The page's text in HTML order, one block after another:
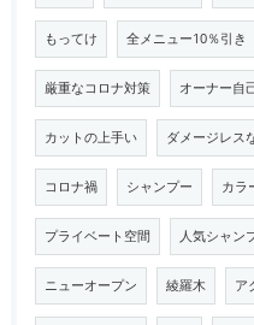
もってけ 全メニュー10％引き
厳重なコロナ対策 オーナー自
カットの上手い ダメージレス
コロナ禍 シャンプー カラ
プライベート空間 人気シャン
ニューオープン 綾羅木 ア